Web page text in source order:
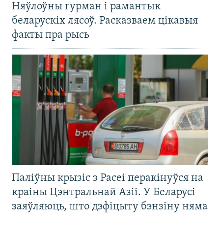
Няўлоўны гурман і рамантык
беларускіх лясоў. Расказваем цікавыя
факты пра рысь
Паліўны крызіс з Расеі перакінуўся на
краіны Цэнтральнай Азіі. У Беларусі
заяўляюць, што дэфіцыту бэнзіну няма